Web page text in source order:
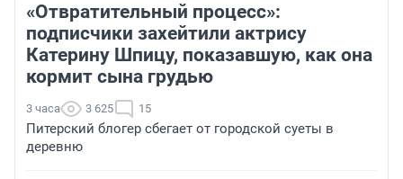
«Отвратительный процесс»:
подписчики захейтили актрису
Катерину Шпицу, показавшую, как она
кормит сына грудью
3 часа 3 625 15
Питерский блогер сбегает от городской суеты в
деревню